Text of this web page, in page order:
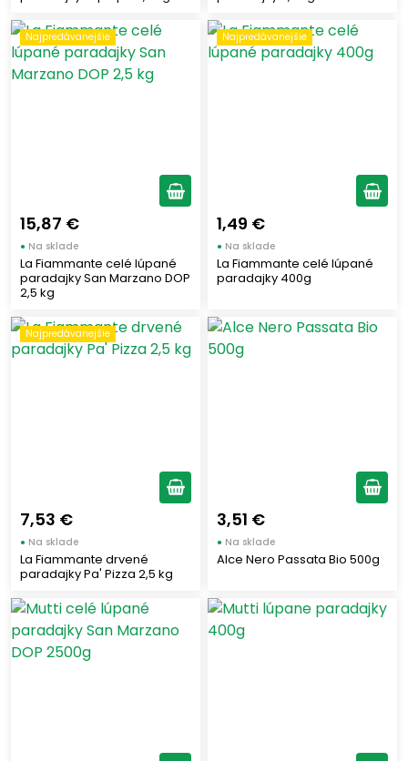
Najpredávanejšie
15,87 €
● Na sklade
La Fiammante celé lúpané
paradajky San Marzano DOP
2,5 kg
Najpredávanejšie
1,49 €
● Na sklade
La Fiammante celé lúpané
paradajky 400g
Najpredávanejšie
7,53 €
● Na sklade
La Fiammante drvené
paradajky Pa' Pizza 2,5 kg
3,51 €
● Na sklade
Alce Nero Passata Bio 500g